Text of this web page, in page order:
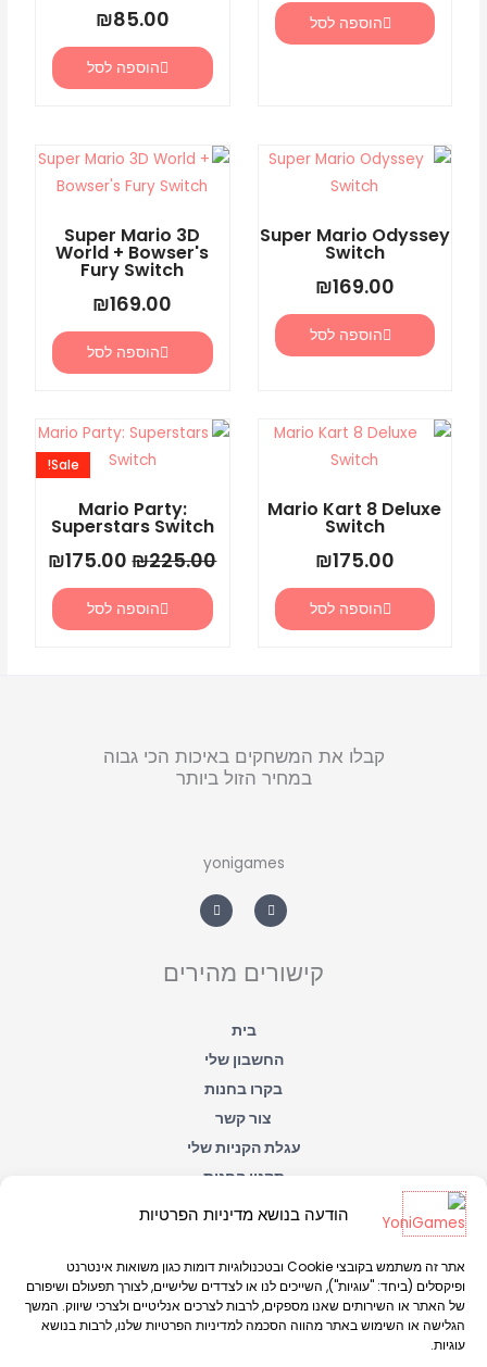
הודעה בנושא מדיניות הפרטיות
אתר זה משתמש בקובצי Cookie ובטכנולוגיות דומות כגון משואות אינטרנט
ופיקסלים (ביחד: "עוגיות"), השייכים לנו או לצדדים שלישיים, לצורך תפעולם ושיפורם
של האתר או השירותים שאנו מספקים, לרבות לצרכים אנליטיים ולצרכי שיווק. המשך
הגלישה או השימוש באתר מהווה הסכמה למדיניות הפרטיות שלנו, לרבות בנושא
עוגיות.
הוספה לסל ₪85.00
הוספה לסל
Super Mario Odyssey
Switch
₪169.00
הוספה לסל
Super Mario 3D
World + Bowser's
Fury Switch
₪169.00
הוספה לסל
Mario Kart 8 Deluxe
Switch
₪175.00
הוספה לסל
Mario Party:
Superstars Switch
Sale!
₪225.00
המחיר
המקורי
₪225.00.
₪175.00
הוא:
הוספה לסל
קבלו את המשחקים באיכות הכי גבוה
במחיר הזול ביותר
yonigames
a
c
e
o
h
a
t
p
p
קישורים מהירים
בית
החשבון שלי
בקרו בחנות
צור קשר
עגלת הקניות שלי
תקנון החנות